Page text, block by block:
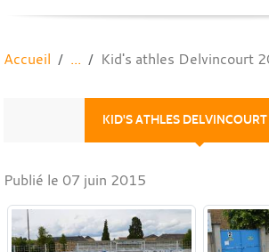
Accueil Kid's athles Delvincourt
KID'S ATHLES
Publié le 07 juin 2015